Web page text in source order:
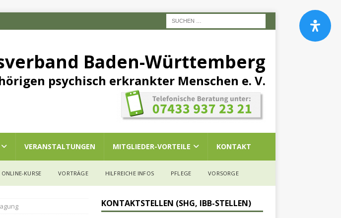
Baden-Württemberg
psychisch erkrankter Menschen e. V.
VERANSTALTUNGEN MITGLIEDER-VORTEILE KONTAKT
ONLINE-KURSE VORTRÄGE HILFREICHE INFOS PFLEGE VORSORGE
KONTAKTSTELLEN (SHG, IBB-STELLEN)